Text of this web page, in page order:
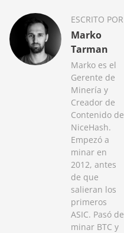
ESCRITO POR
Marko
Tarman
Marko es el
Gerente de
Minería y
Creador de
Contenido de
NiceHash.
Empezó a
minar en
2012, antes
de que
salieran los
primeros
ASIC. Pasó de
minar BTC y